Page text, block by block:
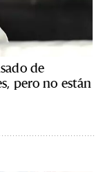
de
pero no están